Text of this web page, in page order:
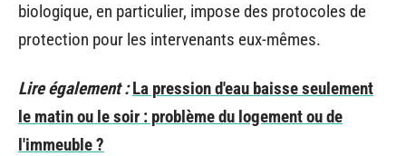
biologique, en particulier, impose des protocoles de
protection pour les intervenants eux-mêmes.
Lire également : La pression d'eau baisse seulement
le matin ou le soir : problème du logement ou de
l'immeuble ?